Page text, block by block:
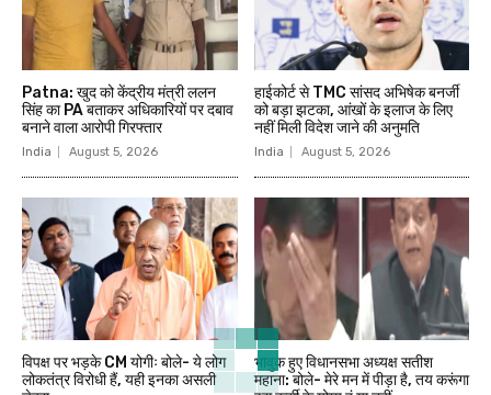
Patna: खुद को केंद्रीय मंत्री ललन
सिंह का PA बताकर अधिकारियों पर दबाव
बनाने वाला आरोपी गिरफ्तार
India August 5, 2026
हाईकोर्ट से TMC सांसद अभिषेक बनर्जी
को बड़ा झटका, आंखों के इलाज के लिए
नहीं मिली विदेश जाने की अनुमति
India August 5, 2026
विपक्ष पर भड़के CM योगीः बोले- ये लोग
लोकतंत्र विरोधी हैं, यही इनका असली
भावुक हुए विधानसभा अध्यक्ष सतीश
महाना: बोले- मेरे मन में पीड़ा है, तय करूंगा